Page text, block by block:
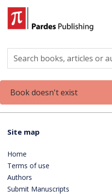
Book doesn't exist
Site map
Home
Terms of use
Authors
Submit Manuscripts